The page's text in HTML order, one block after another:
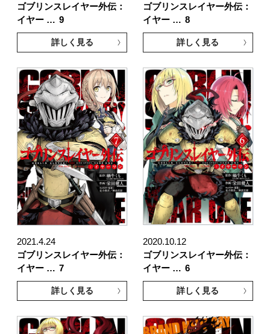
ゴブリンスレイヤー外伝：
イヤー … 9
詳しく見る
ゴブリンスレイヤー外伝：
イヤー … 8
詳しく見る
2021.4.24
ゴブリンスレイヤー外伝：
イヤー … 7
詳しく見る
2020.10.12
ゴブリンスレイヤー外伝：
イヤー … 6
詳しく見る